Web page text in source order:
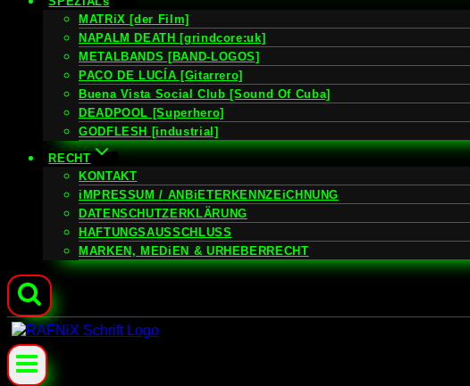
MATRiX [der Film]
NAPALM DEATH [grindcore:uk]
METALBANDS [BAND-LOGOS]
PACO DE LUCÍA [Gitarrero]
Buena Vista Social Club [Sound Of Cuba]
DEADPOOL [Superhero]
GODFLESH [industrial]
RECHT
KONTAKT
iMPRESSUM / ANBiETERKENNZEiCHNUNG
DATENSCHUTZERKLÄRUNG
HAFTUNGSAUSSCHLUSS
MARKEN, MEDiEN & URHEBERRECHT